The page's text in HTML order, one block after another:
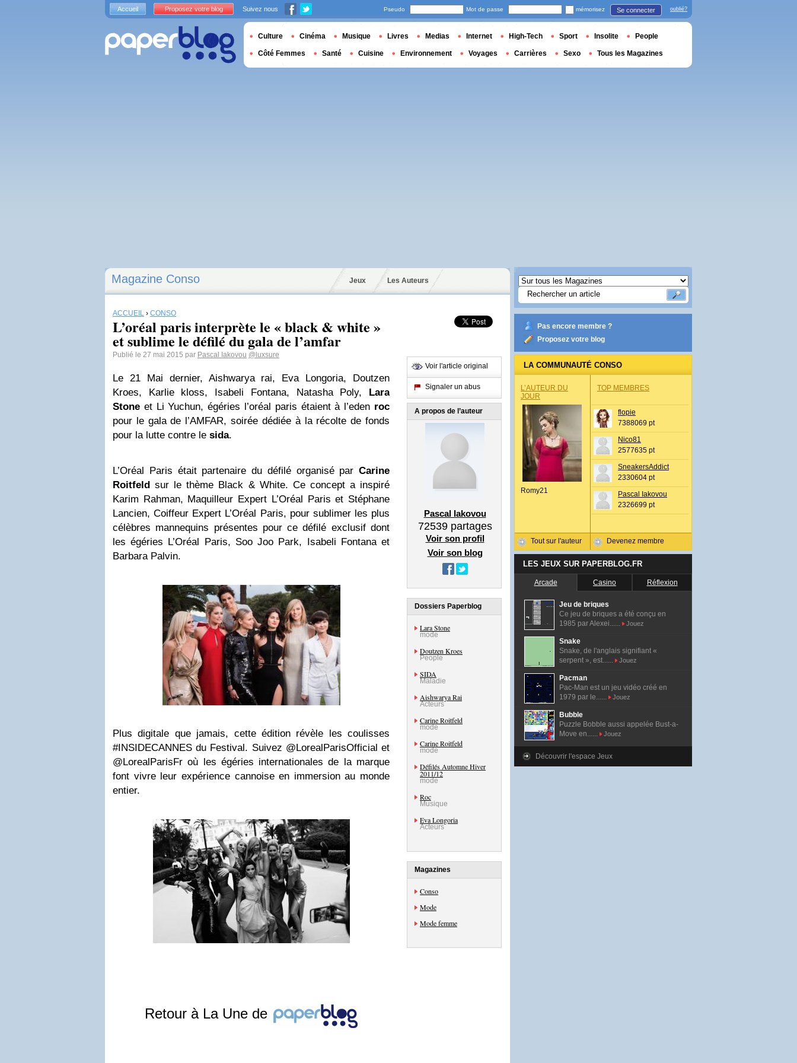
Magazine Conso Jeux Les Auteurs
ACCUEIL › CONSO
L’oréal paris interprète le « black & white »
et sublime le défilé du gala de l’amfar
Publié le 27 mai 2015 par Pascal Iakovou @luxsure
Le 21 Mai dernier, Aishwarya rai, Eva Longoria, Doutzen
Kroes, Karlie kloss, Isabeli Fontana, Natasha Poly, Lara
Stone et Li Yuchun, égéries l’oréal paris étaient à l’eden roc
pour le gala de l’AMFAR, soirée dédiée à la récolte de fonds
pour la lutte contre le sida.
L’Oréal Paris était partenaire du défilé organisé par Carine
Roitfeld sur le thème Black & White. Ce concept a inspiré
Karim Rahman, Maquilleur Expert L’Oréal Paris et Stéphane
Lancien, Coiffeur Expert L’Oréal Paris, pour sublimer les plus
célèbres mannequins présentes pour ce défilé exclusif dont
les égéries L’Oréal Paris, Soo Joo Park, Isabeli Fontana et
Barbara Palvin.
Plus digitale que jamais, cette édition révèle les coulisses
#INSIDECANNES du Festival. Suivez @LorealParisOfficial et
@LorealParisFr où les égéries internationales de la marque
font vivre leur expérience cannoise en immersion au monde
entier.
Retour à La Une de
Voir l'article original
Signaler un abus
A propos de l’auteur
Pascal Iakovou
72539partages
Voir son profil
Voir son blog
Dossiers Paperblog
Lara Stone
mode
Doutzen Kroes
People
SIDA
Maladie
Aishwarya Rai
Acteurs
Carine Roitfeld
mode
Carine Roitfeld
mode
Défilés Automne Hiver
2011/12
mode
Roc
Musique
Eva Longoria
Acteurs
Magazines
Conso
Mode
Mode femme
Pas encore membre ?
Proposez votre blog
LA COMMUNAUTÉ CONSO
L’AUTEUR DU
JOUR
Romy21
Tout sur l'auteur
TOP MEMBRES
flopie
7388069 pt
Nico81
2577635 pt
SneakersAddict
2330604 pt
Pascal Iakovou
2326699 pt
Devenez membre
LES JEUX SUR PAPERBLOG.FR
Arcade Casino Réflexion
Jeu de briques
Ce jeu de briques a été conçu en
1985 par Alexei......
Jouez
Snake
Snake, de l'anglais signifiant «
serpent », est......
Jouez
Pacman
Pac-Man est un jeu vidéo créé en
1979 par le......
Jouez
Bubble
Puzzle Bobble aussi appelée Bust-a-
Move en......
Jouez
Découvrir l'espace Jeux
Accueil Proposez votre blog Suivez nous Pseudo Mot de passe mémorisez Se connecter oublié?
Culture Cinéma Musique Livres Medias Internet High-Tech Sport Insolite People
Côté Femmes Santé Cuisine Environnement Voyages Carrières Sexo Tous les Magazines